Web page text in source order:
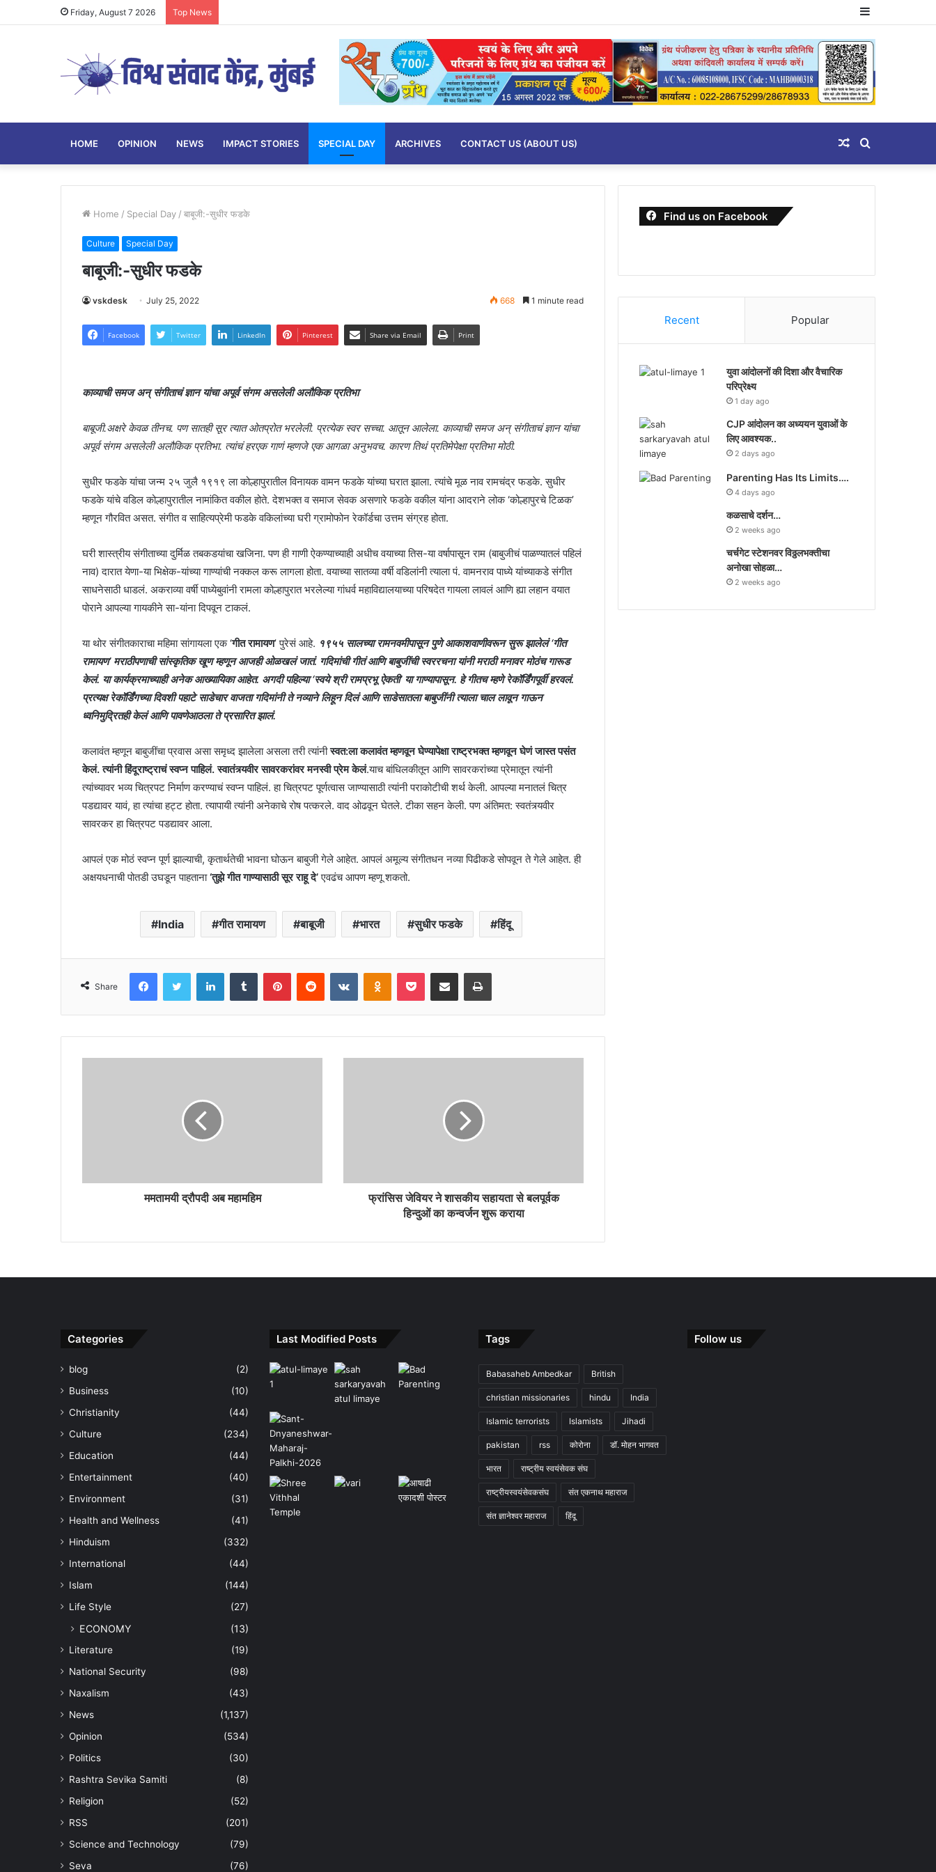
Friday, August 7 2026 Top News Sidebar
HOME OPINION NEWS IMPACT STORIES SPECIAL DAY ARCHIVES CONTACT US (ABOUT US) Search
for
Random
Article
Home / Special Day / बाबूजी:-सुधीर फडके
Culture Special Day
बाबूजी:-सुधीर फडके
vskdesk July 25, 2022 668 1 minute read
Facebook Twitter LinkedIn Pinterest Share via Email Print
काव्याची समज अन् संगीताचं ज्ञान यांचा अपूर्व संगम असलेली अलौकिक प्रतिभा
बाबूजी.अक्षरे केवळ तीनच. पण सातही सूर त्यात ओतप्रोत भरलेली. प्रत्येक स्वर सच्चा. आतून आलेला. काव्याची समज अन् संगीताचं ज्ञान यांचा
अपूर्व संगम असलेली अलौकिक प्रतिभा. त्यांचं हरएक गाणं म्हणजे एक आगळा अनुभवच. कारण तिथं प्रतिमेपेक्षा प्रतिभा मोठी.
सुधीर फडके यांचा जन्म २५ जुलै १९१९ ला कोल्हापुरातील विनायक वामन फडके यांच्या घरात झाला. त्यांचे मूळ नाव रामचंद्र फडके. सुधीर
फडके यांचे वडिल कोल्हापुरातील नामांकित वकील होते. देशभक्त व समाज सेवक असणारे फडके वकील यांना आदराने लोक ‘कोल्हापुरचे टिळक’
म्हणून गौरवित असत. संगीत व साहित्यप्रेमी फडके वकिलांच्या घरी ग्रामोफोन रेकॉर्डचा उत्तम संग्रह होता.
घरी शास्त्रीय संगीताच्या दुर्मिळ तबकडयांचा खजिना. पण ही गाणी ऐकण्याच्याही अधीच वयाच्या तिस-या वर्षापासून राम (बाबुजीचं पाळण्यातलं पहिलं
नाव) दारात येणा-या भिक्षेक-यांच्या गाण्यांची नक्कल करू लागला होता. वयाच्या सातव्या वर्षी वडिलांनी त्याला पं. वामनराव पाध्ये यांच्याकडे संगीत
साधनेसाठी धाडलं. अकराव्या वर्षी पाध्येबुवांनी रामला कोल्हापुरात भरलेल्या गांधर्व महाविद्यालयाच्या परिषदेत गायला लावलं आणि ह्या लहान वयात
पोराने आपल्या गायकीने सा-यांना दिपवून टाकलं.
या थोर संगीतकाराचा महिमा सांगायला एक ‘गीत रामायण’ पुरेसं आहे. १९५५ सालच्या रामनवमीपासून पुणे आकाशवाणीवरून सुरू झालेलं ‘गीत
रामायण’ मराठीपणाची सांस्कृतिक खूण म्हणून आजही ओळखलं जातं. गदिमांची गीतं आणि बाबुजींची स्वररचना यांनी मराठी मनावर मोठंच गारूड
केलं. या कार्यक्रमाच्याही अनेक आख्यायिका आहेत. अगदी पहिल्या ‘स्वये श्री रामप्रभू ऐकती’ या गाण्यापासून. हे गीतच म्हणे रेकॉर्डिंगपूर्वी हरवलं.
प्रत्यक्ष रेकॉर्डिंगच्या दिवशी पहाटे साडेचार वाजता गदिमांनी ते नव्याने लिहून दिलं आणि साडेसातला बाबुजींनी त्याला चाल लावून गाऊन
ध्वनिमुद्रितही केलं आणि पावणेआठला ते प्रसारित झालं.
कलावंत म्हणून बाबुजींचा प्रवास असा समृध्द झालेला असला तरी त्यांनीस्वत:ला कलावंत म्हणवून घेण्यापेक्षा राष्ट्रभक्त म्हणवून घेणं जास्त पसंत
केलं. त्यांनी हिंदूराष्ट्राचं स्वप्न पाहिलं. स्वातंत्र्यवीर सावरकरांवर मनस्वी प्रेम केलं.याच बांधिलकीतून आणि सावरकरांच्या प्रेमातून त्यांनी
त्यांच्यावर भव्य चित्रपट निर्माण करण्याचं स्वप्न पाहिलं. हा चित्रपट पूर्णत्वास जाण्यासाठी त्यांनी पराकोटीची शर्थ केली. आपल्या मनातलं चित्र
पडद्यावर यावं, हा त्यांचा हट्ट होता. त्यापायी त्यांनी अनेकाचे रोष पत्करले. वाद ओढवून घेतले. टीका सहन केली. पण अंतिमत: स्वतंत्र्यवीर
सावरकर हा चित्रपट पडद्यावर आला.
आपलं एक मोठं स्वप्न पूर्ण झाल्याची, कृतार्थतेची भावना घोऊन बाबुजी गेले आहेत. आपलं अमूल्य संगीतधन नव्या पिढीकडे सोपवून ते गेले आहेत. ही
अक्षयधनाची पोतडी उघडून पाहताना‘तुझे गीत गाण्यासाठी सूर राहू दे’एवढंच आपण म्हणू शकतो.
India गीत रामायण बाबूजी भारत सुधीर फडके हिंदू
Share
FacebookTwitter LinkedInTumblr PinterestReddit VKontakteOdnoklassniki
Pocket Share via Email Print
ममतामयी द्रौपदी अब महामहिम
फ्रांसिस जेवियर ने शासकीय सहायता से बलपूर्वक
हिन्दुओं का कन्वर्जन शुरू कराया
Find us on Facebook
Recent Popular
युवा आंदोलनों की दिशा और वैचारिक
परिप्रेक्ष्य
1 day ago
CJP आंदोलन का अध्ययन युवाओं के
लिए आवश्यक..
2 days ago
Parenting Has Its Limits….
4 days ago
कळसाचे दर्शन…
2 weeks ago
चर्चगेट स्टेशनवर विठ्ठलभक्तीचा
अनोखा सोहळा…
2 weeks ago
Categories
blog
(2)
Business
(10)
Christianity
(44)
Culture
(234)
Education
(44)
Entertainment
(40)
Environment
(31)
Health and Wellness
(41)
Hinduism
(332)
International
(44)
Islam
(144)
Life Style
(27)
ECONOMY (13)
Literature
(19)
National Security
(98)
Naxalism
(43)
News
(1,137)
Opinion
(534)
Politics
(30)
Rashtra Sevika Samiti
(8)
Religion
(52)
RSS
(201)
Science and Technology
(79)
Seva
(76)
Last Modified Posts Tags
Babasaheb Ambedkar British
christian missionaries hindu India
Islamic terrorists Islamists Jihadi
pakistan rss कोरोना डॉ. मोहन भागवत
भारत राष्ट्रीय स्वयंसेवक संघ
राष्ट्रीयस्वयंसेवकसंघ संत एकनाथ महाराज
संत ज्ञानेश्वर महाराज हिंदू
Follow us